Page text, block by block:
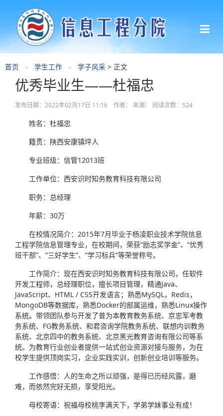
首页 学生工作 学子风采 > 正文
优秀毕业生——杜福忠
发布日期：2022年02月17日 11:16 作者： 来源： 阅读次数： 524
姓名：杜福忠
籍贯：陕西安康镇坪人
专业班级：信管12013班
工作单位：西安识时知务教育科技有限公司
职务：总经理
年薪：30万
在校情况简介：2015年7月毕业于杨凌职业技术学院信息
工程学院信息管理专业，在校期间，荣获“励志奖学金”、“优秀
班干部”、“三好学生”、“学习标兵”等荣誉称号。
工作简介：现在西安识时知务教育科技有限公司，任软件
开发工程师，总经理职位，擅长项目管理，精通Java、
JavaScript、HTML / CSS开发语言；熟悉MySQL，Redis，
MongoDB等数据库，熟悉Docker的部属运维，熟悉Linux操作
系统。带领团队参与开发了普为本教育教务系统、京忠军考教
务系统、FG教务系统、和君咨询学院教务系统、联想内训教务
系统、北京四中的教务系统、北京黑光教育咨询有限公司等系
统。为教育行业创业者提供一站式创业资源对接与服务，为在
校学生提供顶岗实习，企业实践实训，创新创业培训等服务。
工作感悟：人的生命之所以顽强，是得已历经风露，磨
难，而依然完好无损，享受阳光。
母校寄语：祝福母校桃李满天下，学弟学妹事业有成！